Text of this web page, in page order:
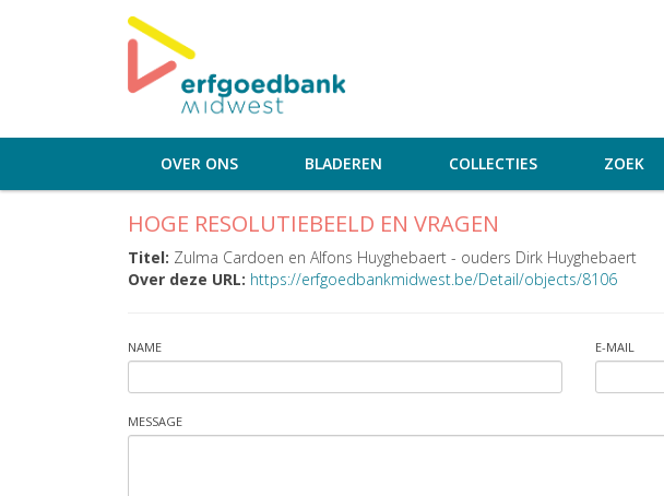
OVER ONS BLADEREN COLLECTIES ZOEK
HOGE RESOLUTIEBEELD EN VRAGEN
Titel: Zulma Cardoen en Alfons Huyghebaert - ouders Dirk Huyghebaert
Over deze URL: https://erfgoedbankmidwest.be/Detail/objects/8106
NAME E-MAIL
MESSAGE